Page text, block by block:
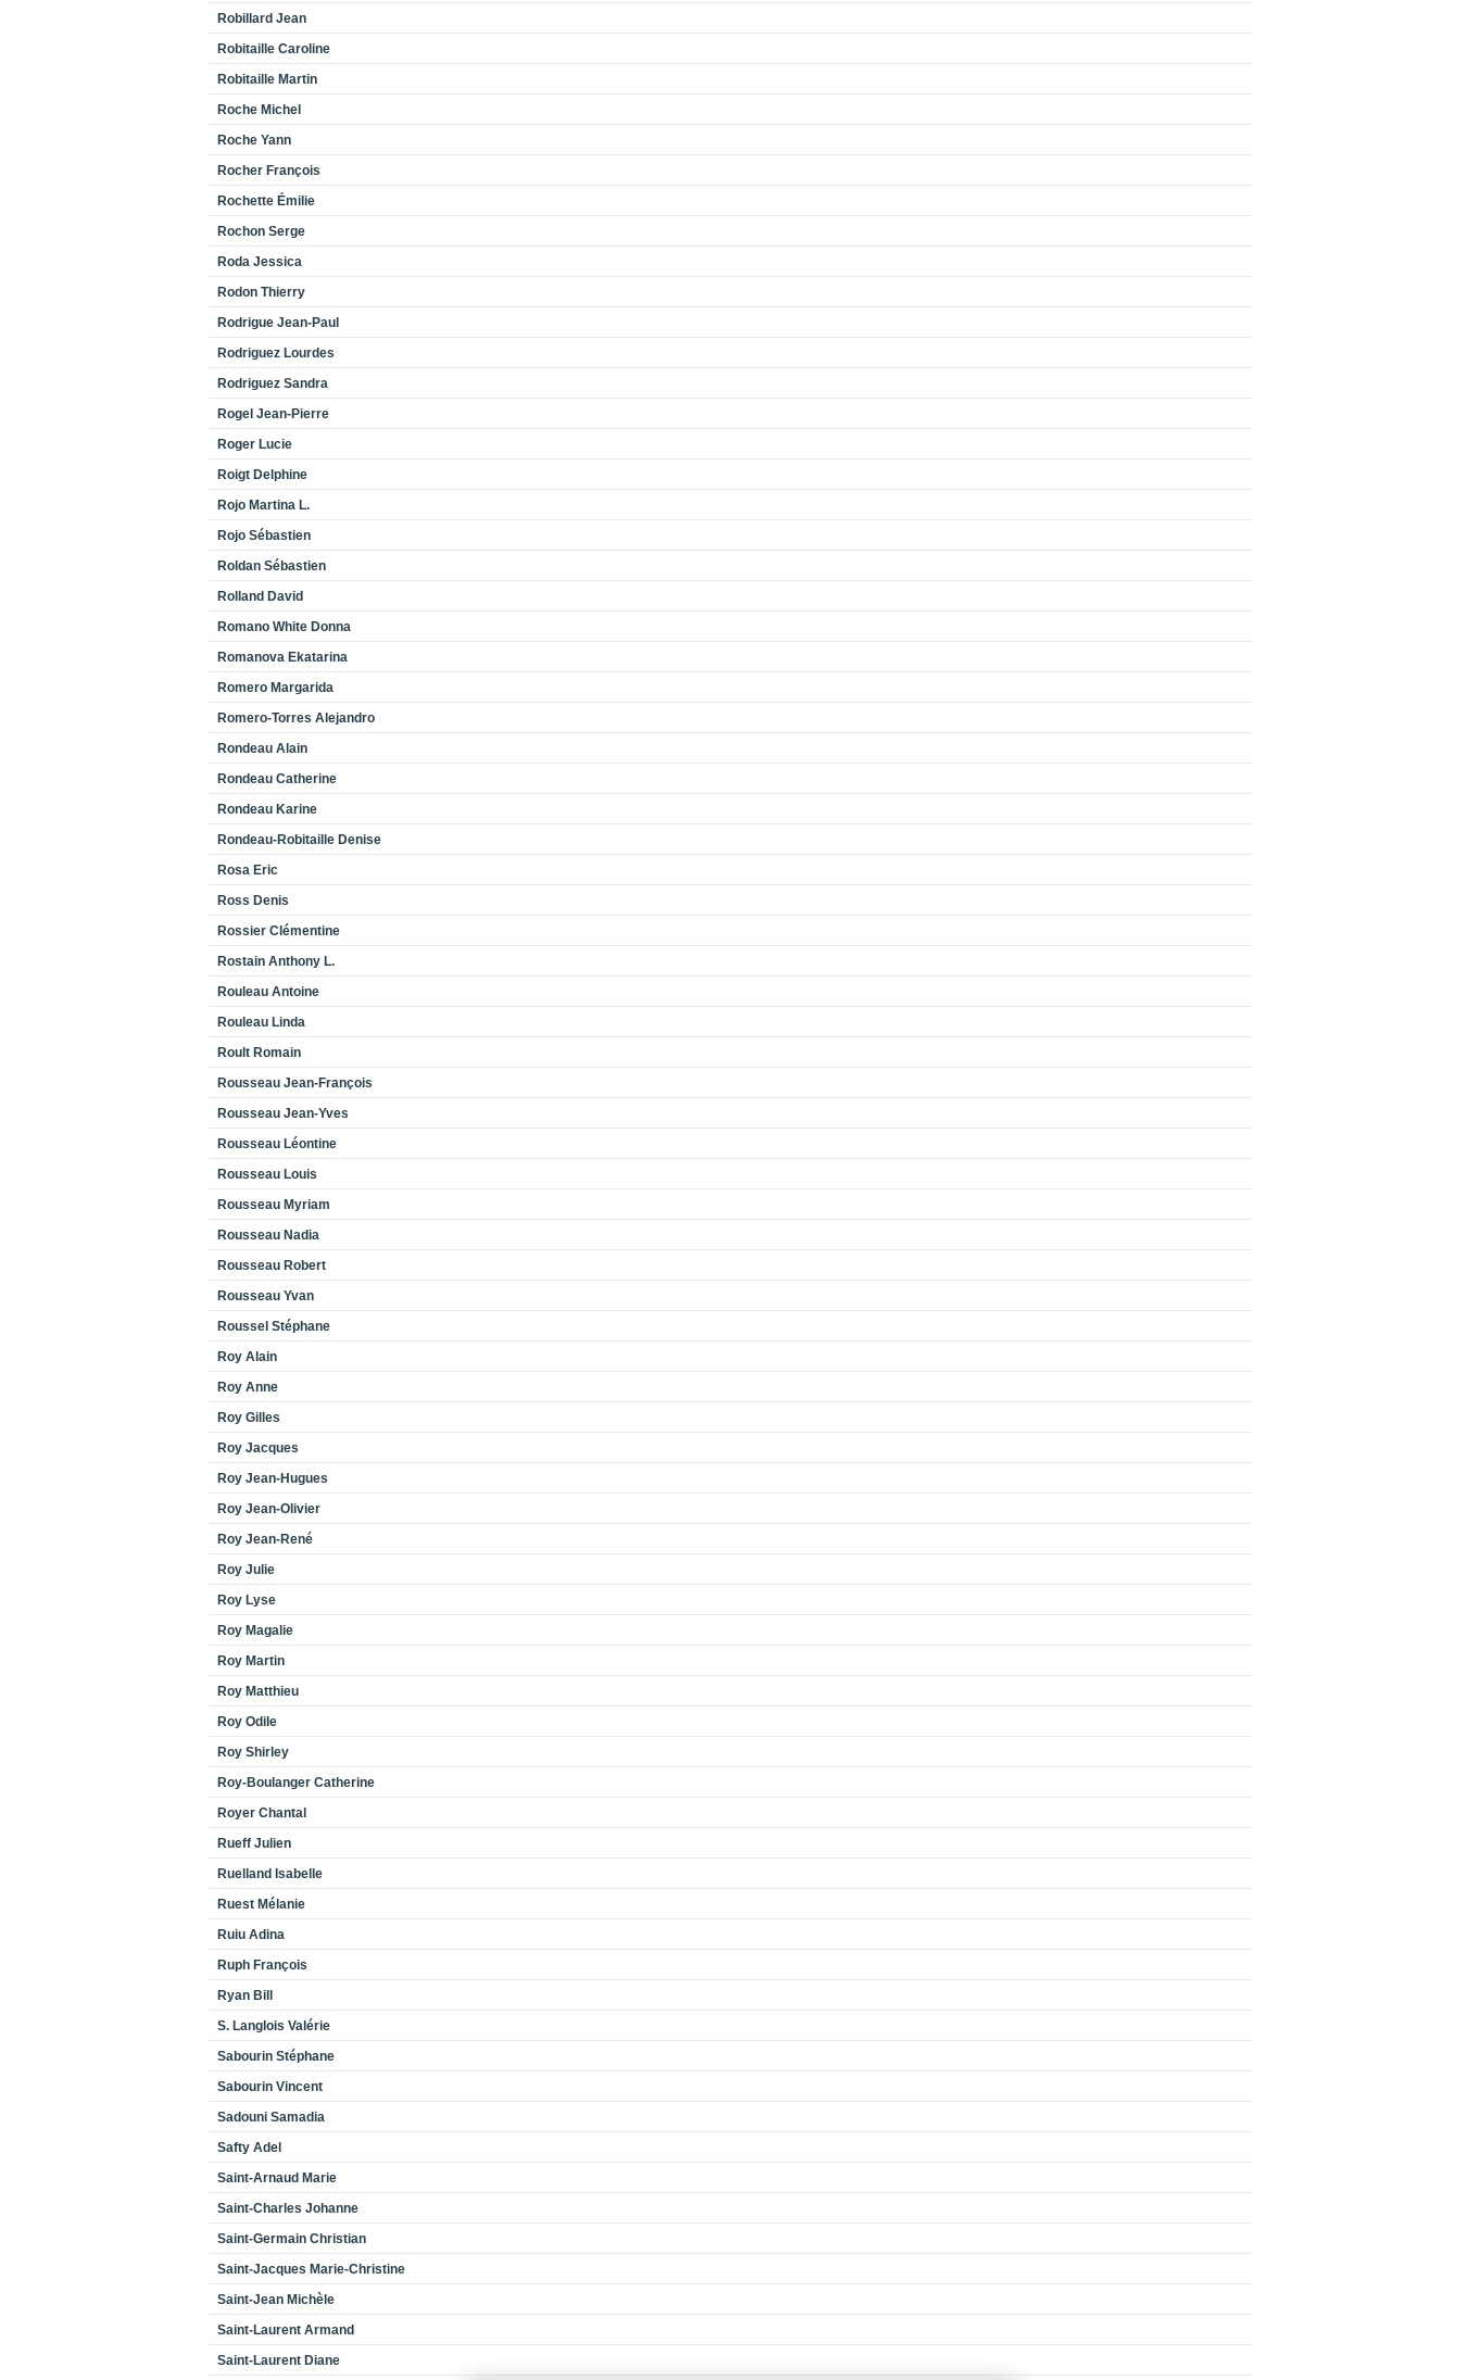
Robillard Jean
Robitaille Caroline
Robitaille Martin
Roche Michel
Roche Yann
Rocher François
Rochette Émilie
Rochon Serge
Roda Jessica
Rodon Thierry
Rodrigue Jean-Paul
Rodriguez Lourdes
Rodriguez Sandra
Rogel Jean-Pierre
Roger Lucie
Roigt Delphine
Rojo Martina L.
Rojo Sébastien
Roldan Sébastien
Rolland David
Romano White Donna
Romanova Ekatarina
Romero Margarida
Romero-Torres Alejandro
Rondeau Alain
Rondeau Catherine
Rondeau Karine
Rondeau-Robitaille Denise
Rosa Eric
Ross Denis
Rossier Clémentine
Rostain Anthony L.
Rouleau Antoine
Rouleau Linda
Roult Romain
Rousseau Jean-François
Rousseau Jean-Yves
Rousseau Léontine
Rousseau Louis
Rousseau Myriam
Rousseau Nadia
Rousseau Robert
Rousseau Yvan
Roussel Stéphane
Roy Alain
Roy Anne
Roy Gilles
Roy Jacques
Roy Jean-Hugues
Roy Jean-Olivier
Roy Jean-René
Roy Julie
Roy Lyse
Roy Magalie
Roy Martin
Roy Matthieu
Roy Odile
Roy Shirley
Roy-Boulanger Catherine
Royer Chantal
Rueff Julien
Ruelland Isabelle
Ruest Mélanie
Ruiu Adina
Ruph François
Ryan Bill
S. Langlois Valérie
Sabourin Stéphane
Sabourin Vincent
Sadouni Samadia
Safty Adel
Saint-Arnaud Marie
Saint-Charles Johanne
Saint-Germain Christian
Saint-Jacques Marie-Christine
Saint-Jean Michèle
Saint-Laurent Armand
Saint-Laurent Diane